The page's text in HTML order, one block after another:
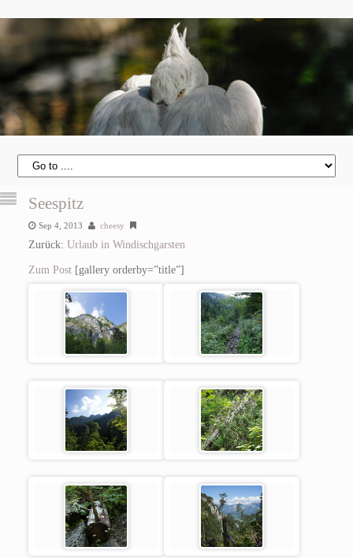
Seespitz
Sep 4, 2013 cheesy
Zurück: Urlaub in Windischgarsten
Zum Post[gallery orderby=”title”]